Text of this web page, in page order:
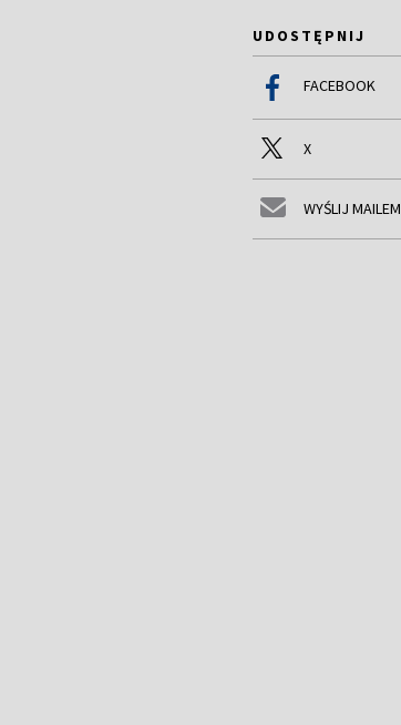
UDOSTĘPNIJ
FACEBOOK
X
WYŚLIJ MAILEM